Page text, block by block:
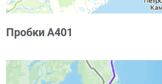
Пробки А401